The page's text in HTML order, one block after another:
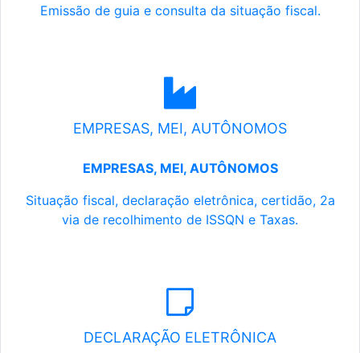
Emissão de guia e consulta da situação fiscal.
EMPRESAS, MEI, AUTÔNOMOS
EMPRESAS, MEI, AUTÔNOMOS
Situação fiscal, declaração eletrônica, certidão, 2a
via de recolhimento de ISSQN e Taxas.
DECLARAÇÃO ELETRÔNICA